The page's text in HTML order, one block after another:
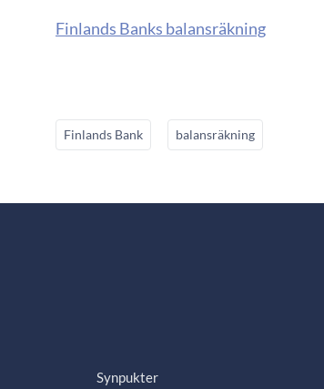
Finlands Banks balansräkning
Finlands Bank balansräkning
Synpukter